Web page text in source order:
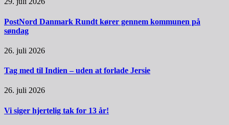
PostNord Danmark Rundt kører gennem kommunen på
søndag
26. juli 2026
Tag med til Indien – uden at forlade Jersie
26. juli 2026
Vi siger hjertelig tak for 13 år!